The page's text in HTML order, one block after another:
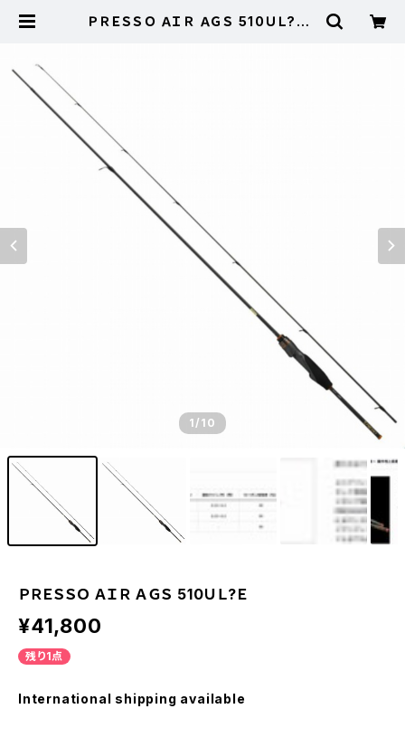
ＰＲＥＳＳＯ ＡＩＲ ＡＧＳ 510ＵＬ?Ｅ |
1/10
ＰＲＥＳＳＯ ＡＩＲ ＡＧＳ 510ＵＬ?Ｅ
¥41,800
残り1点
International shipping available